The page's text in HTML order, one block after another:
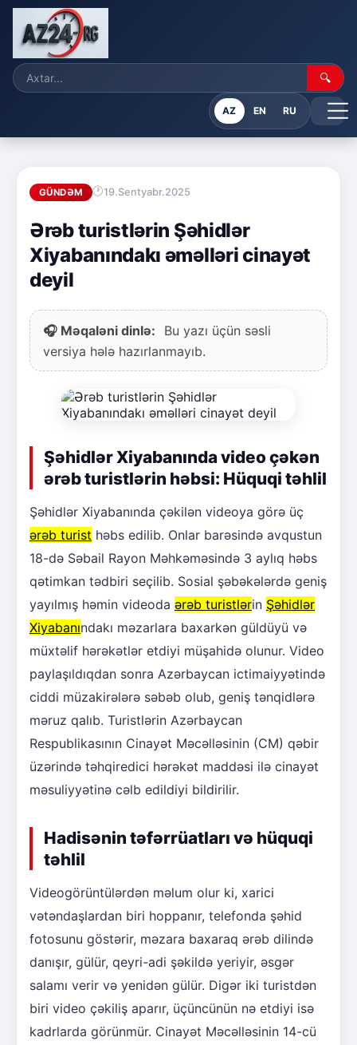
🔍
AZ EN RU
GÜNDƏM 19.Sentyabr.2025
Ərəb turistlərin Şəhidlər
Xiyabanındakı əməlləri cinayət
deyil
🎧 Məqaləni dinlə:
Bu yazı üçün səsli
versiya hələ hazırlanmayıb.
Şəhidlər Xiyabanında video çəkən
ərəb turistlərin həbsi: Hüquqi təhlil
Şəhidlər Xiyabanında çəkilən videoya görə üç
ərəb turist həbs edilib. Onlar barəsində avqustun
18-də Səbail Rayon Məhkəməsində 3 aylıq həbs
qətimkan tədbiri seçilib. Sosial şəbəkələrdə geniş
yayılmış həmin videoda ərəb turistlərin Şəhidlər
Xiyabanındakı məzarlara baxarkən güldüyü və
müxtəlif hərəkətlər etdiyi müşahidə olunur. Video
paylaşıldıqdan sonra Azərbaycan ictimaiyyətində
ciddi müzakirələrə səbəb olub, geniş tənqidlərə
məruz qalıb. Turistlərin Azərbaycan
Respublikasının Cinayət Məcəlləsinin (CM) qəbir
üzərində təhqiredici hərəkət maddəsi ilə cinayət
məsuliyyətinə cəlb edildiyi bildirilir.
Hadisənin təfərrüatları və hüquqi
təhlil
Videogörüntülərdən məlum olur ki, xarici
vətəndaşlardan biri hoppanır, telefonda şəhid
fotosunu göstərir, məzara baxaraq ərəb dilində
danışır, gülür, qeyri-adi şəkildə yeriyir, əsgər
salamı verir və yenidən gülür. Digər iki turistdən
biri video çəkiliş aparır, üçüncünün nə etdiyi isə
kadrlarda görünmür. Cinayət Məcəlləsinin 14-cü